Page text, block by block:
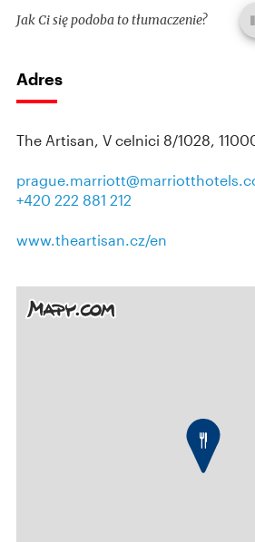
Jak Ci się podoba to tłumaczenie?
Adres
The Artisan, V celnici 8/1028,
+420 222 881 212
www.theartisan.cz/en